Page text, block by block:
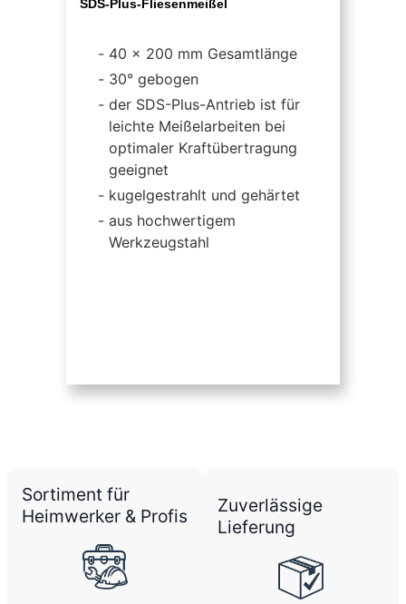
SDS-Plus-Fliesenmeißel
40 x 200 mm Gesamtlänge
30° gebogen
der SDS-Plus-Antrieb ist für
leichte Meißelarbeiten bei
optimaler Kraftübertragung
geeignet
kugelgestrahlt und gehärtet
aus hochwertigem
Werkzeugstahl
Sortiment für
Heimwerker & Profis
Zuverlässige
Lieferung